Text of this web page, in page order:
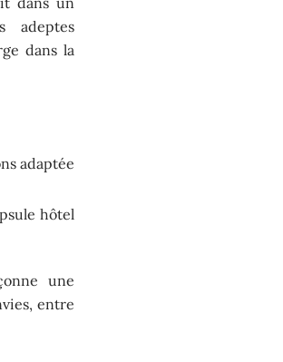
dans la
adaptée
hôtel
une
entre